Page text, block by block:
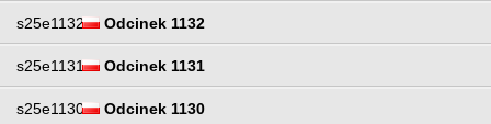
s25e1132 Odcinek 1132
s25e1131 Odcinek 1131
s25e1130 Odcinek 1130